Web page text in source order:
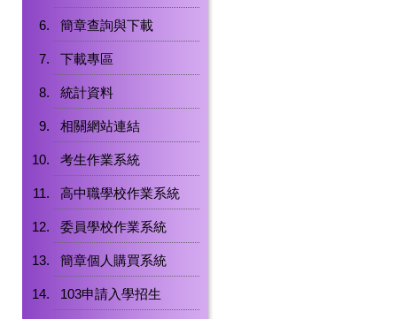
簡章查詢與下載
下載專區
統計資料
相關網站連結
考生作業系統
高中職學校作業系統
委員學校作業系統
簡章個人購買系統
103申請入學招生